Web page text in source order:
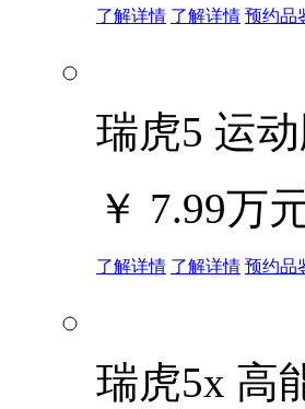
了解详情 了解详情 预约品
瑞虎5 运
￥ 7.99万
了解详情 了解详情 预约品
瑞虎5x 高